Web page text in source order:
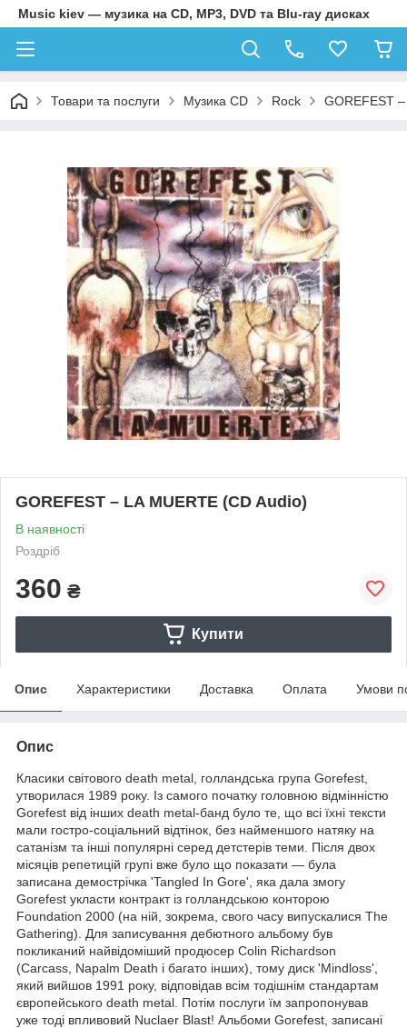
Music kiev — музика на CD, MP3, DVD та Blu-ray дисках
Товари та послуги Музика CD Rock GOREFEST
GOREFEST – LA MUERTE (CD Audio)
В наявності
Роздріб
360 ₴
Купити
Опис Характеристики Доставка Оплата Умови
Опис
Класики світового death metal, голландська група Gorefest,
утворилася 1989 року. Із самого початку головною відмінністю
Gorefest від інших death metal-банд було те, що всі їхні тексти
мали гостро-соціальний відтінок, без найменшого натяку на
сатанізм та інші популярні серед детстерів теми. Після двох
місяців репетицій групі вже було що показати — була
записана демострічка 'Tangled In Gore', яка дала змогу
Gorefest укласти контракт із голландською конторою
Foundation 2000 (на ній, зокрема, свого часу випускалися The
Gathering). Для записування дебютного альбому був
покликаний найвідоміший продюсер Colin Richardson
(Carcass, Napalm Death і багато інших), тому диск 'Mindloss',
який вийшов 1991 року, відповідав всім тодішнім стандартам
європейського death metal. Потім послуги їм запропонував
уже тоді впливовий Nuclaer Blast! Альбоми Gorefest, записані